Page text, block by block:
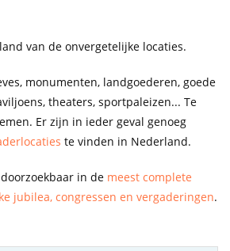
van de onvergetelijke locaties.
monumenten, landgoederen, goede
theaters, sportpaleizen... Te
Er zijn in ieder geval genoeg
te vinden in Nederland.
in de meest complete
jubilea, congressen en vergaderingen.